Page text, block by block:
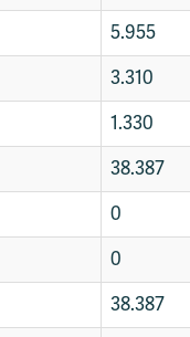
5.955
3.310
1.330
38.387
0
0
38.387